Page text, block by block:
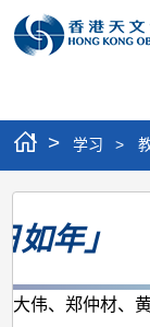
> 学习 >
「度
日
年」
如年」
大伟、郑仲材、